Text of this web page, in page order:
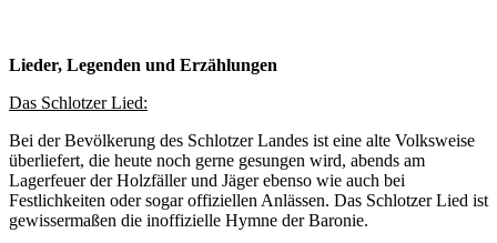
Lieder, Legenden und Erzählungen
Das Schlotzer Lied:
Bei der Bevölkerung des Schlotzer Landes ist eine alte Volksweise
überliefert, die heute noch gerne gesungen wird, abends am
Lagerfeuer der Holzfäller und Jäger ebenso wie auch bei
Festlichkeiten oder sogar offiziellen Anlässen. Das Schlotzer Lied ist
gewissermaßen die inoffizielle Hymne der Baronie.